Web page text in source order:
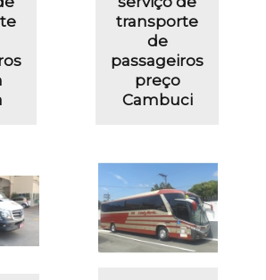
transporte
de
passageiros
preço
Cambuci